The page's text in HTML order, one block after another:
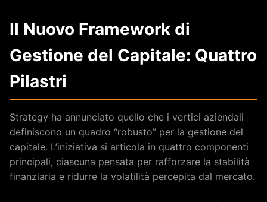
Il Nuovo Framework di
Gestione del Capitale: Quattro
Pilastri
Strategy ha annunciato quello che i vertici aziendali
definiscono un quadro “robusto” per la gestione del
capitale. L’iniziativa si articola in quattro componenti
principali, ciascuna pensata per rafforzare la stabilità
finanziaria e ridurre la volatilità percepita dal mercato.